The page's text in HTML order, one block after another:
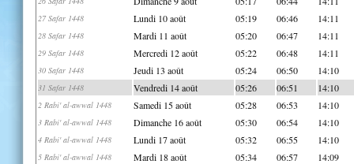
27 Safar 1448 Lundi 10 août 05:19 06:46 14:11
28 Safar 1448 Mardi 11 août 05:20 06:47 14:11
29 Safar 1448 Mercredi 12 août 05:22 06:48 14:11
30 Safar 1448 Jeudi 13 août 05:24 06:50 14:10
31 Safar 1448 Vendredi 14 août 05:26 06:51 14:10
2 Rabi' al-awwal 1448 Samedi 15 août 05:28 06:53 14:10
3 Rabi' al-awwal 1448 Dimanche 16 août 05:30 06:54 14:10
4 Rabi' al-awwal 1448 Lundi 17 août 05:32 06:55 14:10
5 Rabi' al-awwal 1448 Mardi 18 août 05:34 06:57 14:09